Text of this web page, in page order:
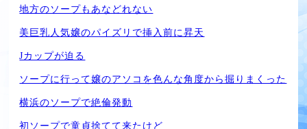
地方のソープもあなどれない
美巨乳人気嬢のパイズリで挿入前に昇天
Jカップが迫る
ソープに行って嬢のアソコを色んな角度から掘りまくった
横浜のソープで絶倫発動
初ソープで童貞捨てて来たけど